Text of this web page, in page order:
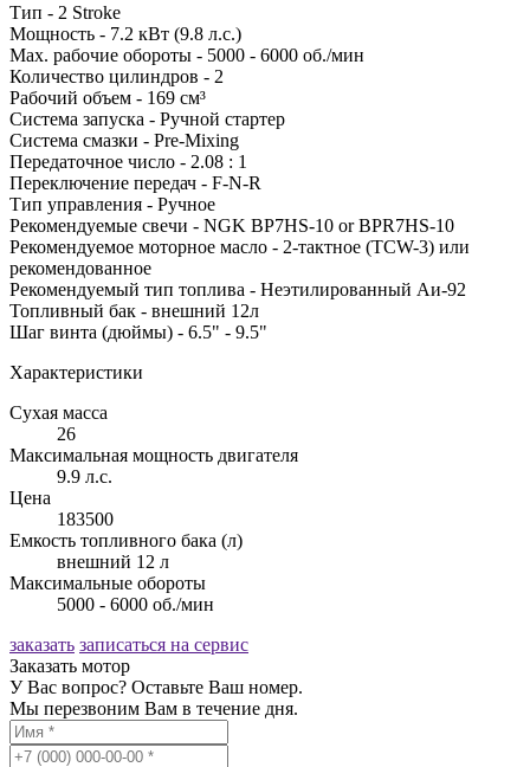
Тип - 2 Stroke
Мощность - 7.2 кВт (9.8 л.с.)
Мах. рабочие обороты - 5000 - 6000 об./мин
Количество цилиндров - 2
Рабочий объем - 169 см³
Система запуска - Ручной стартер
Система смазки - Pre-Mixing
Передаточное число - 2.08 : 1
Переключение передач - F-N-R
Тип управления - Ручное
Рекомендуемые свечи - NGK BP7HS-10 or BPR7HS-10
Рекомендуемое моторное масло - 2-тактное (TCW-3) или
рекомендованное
Рекомендуемый тип топлива - Неэтилированный Аи-92
Топливный бак - внешний 12л
Шаг винта (дюймы) - 6.5" - 9.5"
Характеристики
Сухая масса
26
Максимальная мощность двигателя
9.9 л.с.
Цена
183500
Емкость топливного бака (л)
внешний 12 л
Максимальные обороты
5000 - 6000 об./мин
заказать записаться на сервис
Заказать мотор
У Вас вопрос? Оставьте Ваш номер.
Мы перезвоним Вам в течение дня.